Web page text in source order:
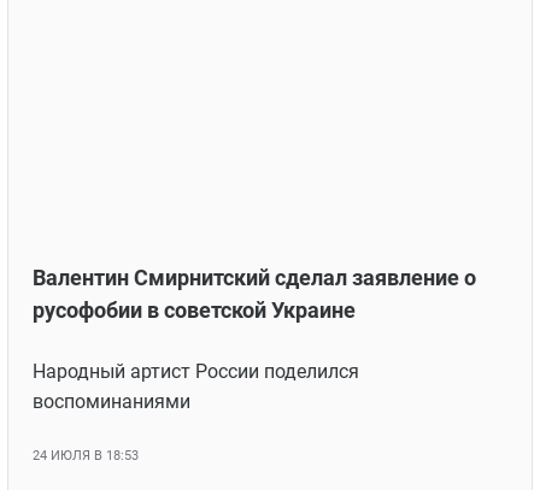
Валентин Смирнитский сделал заявление о
русофобии в советской Украине
Народный артист России поделился
воспоминаниями
24 ИЮЛЯ В 18:53